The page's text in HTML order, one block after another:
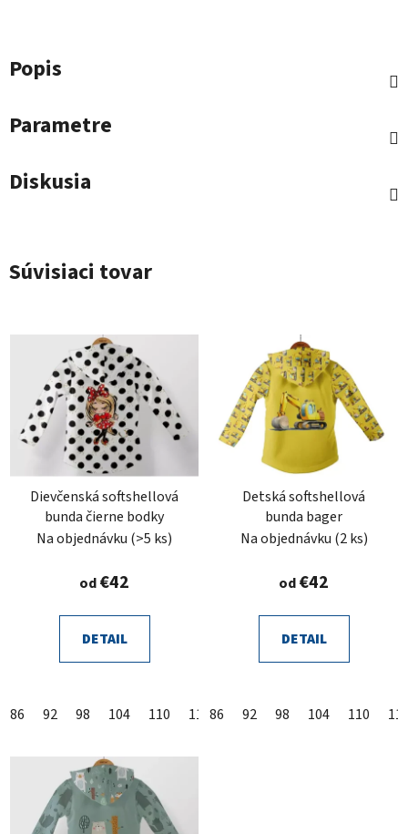
Popis
Parametre
Diskusia
Súvisiaci tovar
Dievčenská softshellová
bunda čierne bodky
Na objednávku (>5 ks)
od€42
DETAIL
86 92 98 104 110 116 122 128 134 140
Detská softshellová
bunda bager
Na objednávku (2 ks)
od€42
DETAIL
86 92 98 104 110